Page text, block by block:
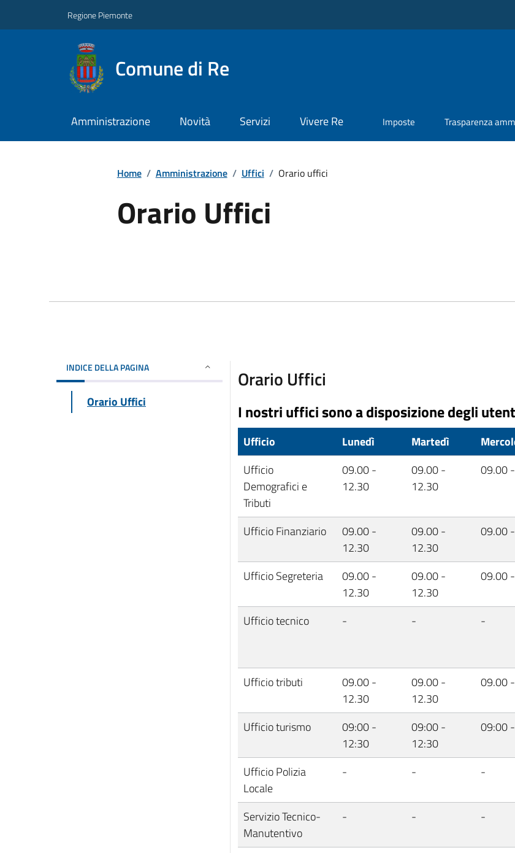
Regione Piemonte
Comune di Re
Amministrazione Novità Servizi Vivere Re Imposte Trasparenza
Home / Amministrazione / Uffici / Orario uffici
Orario Uffici
INDICE DELLA PAGINA
Orario Uffici
Orario Uffici
I nostri uffici sono a disposizione degli
Ufficio Lunedì Martedì
Ufficio
Demografici e
Tributi
09.00 -
12.30
09.00 -
12.30
09.00
Ufficio Finanziario
09.00 -
12.30
09.00 -
12.30
09.00
Ufficio Segreteria
09.00 -
12.30
09.00 -
12.30
09.00
Ufficio tecnico
- - -
Ufficio tributi
09.00 -
12.30
09.00 -
12.30
09.00
Ufficio turismo
09:00 -
12:30
09:00 -
12:30
09:00
Ufficio Polizia
Locale
- - -
Servizio Tecnico-
Manutentivo
- - -